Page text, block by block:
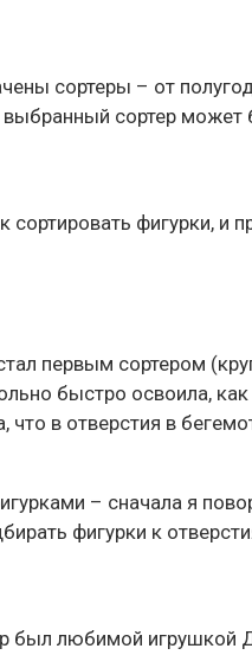
сортеры – от
выбранный сортер
фигурки, и
первым сортером
быстро освоила,
в отверстия в
– сначала я
фигурки к
был любимой игрушкой